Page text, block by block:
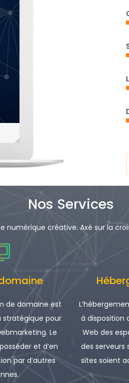
Nos Services
numérique créative. Axé sur la
de domaine est
stratégique pour
Le
et d’en
par d’autres
à disposition
Web des
des serveurs
sites soient